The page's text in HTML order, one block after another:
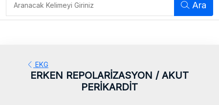
Ara
EKG
ERKEN REPOLARİZASYON / AKUT
PERİKARDİT